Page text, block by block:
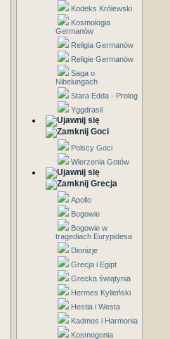
Kodeks Królewski
Kosmologia
Germanów
Religia Germanów
Religie Germanów
Saga o
Nibelungach
Stara Edda - Prolog
Yggdrasil
Goci
Polscy Goci
Wierzenia Gotów
Grecja
Apollo
Bogowie
Bogowie w
tragediach Eurypidesa
Dionizje
Grecja i Egipt
Grecka świątynia
Hermes Kylleński
Hestia i Westa
Kadmos i Harmonia
Kosmogonia